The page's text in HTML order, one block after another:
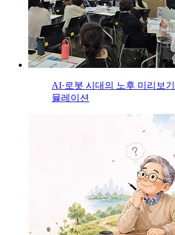
AI·로봇 시대의 노후 미리보
뮬레이션